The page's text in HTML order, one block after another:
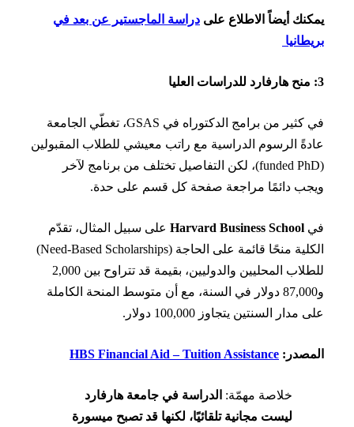
أيضاً الاطلاع علىدراسة الماجستير عن بعد في
في كثير من برامج الدكتوراه في GSAS، تغطّي الجامعة
الرسوم الدراسية مع راتب معيشي للطلاب المقبولين
(funded PhD)، لكن التفاصيل تختلف من برنامج لآخر
دائمًا مراجعة صفحة كل قسم على حدة.
Harvard Business Schoolعلى سبيل المثال، تقدّم
الكلية منحًا قائمة على الحاجة (Need-Based Scholarships)
للطلاب المحليين والدوليين، بقيمة قد تتراوح بين 2,000
و87,000 دولار في السنة، مع أن متوسط المنحة الكاملة
السنتين يتجاوز 100,000 دولار.
HBS Financial Aid – Tuition Assistance
خلاصة مهمّة:الدراسة في جامعة هارفارد
ليست مجانية تلقائيًا، لكنها قد تصبح ميسورة